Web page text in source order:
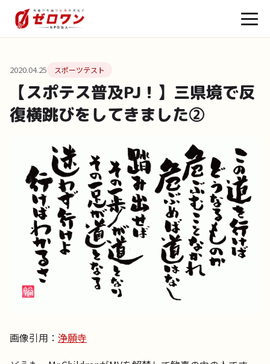
2020.04.25 スポーツテスト
【スポテス普及PJ！】三県境で反
復横跳びをしてきました②
画像引用： 浄願寺